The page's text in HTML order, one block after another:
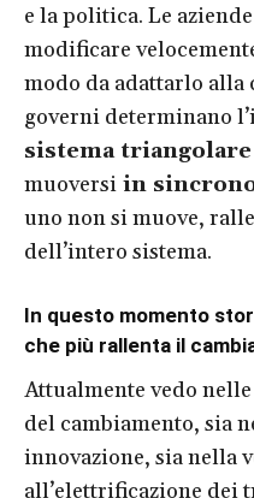
e la politica. Le
modificare
modo da adattarlo alla
governi determinano
sistema triangolare
muoversi in
uno non si muove,
dell’intero sistema.
In questo momento
che più rallenta il
Attualmente vedo
del cambiamento, sia
innovazione, sia nella
all’elettrificazione dei